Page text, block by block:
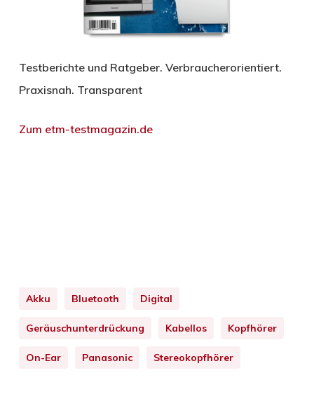
Testberichte und Ratgeber. Verbraucherorientiert.
Praxisnah. Transparent
Zum etm-testmagazin.de
Akku Bluetooth Digital
Geräuschunterdrückung Kabellos Kopfhörer
On-Ear Panasonic Stereokopfhörer